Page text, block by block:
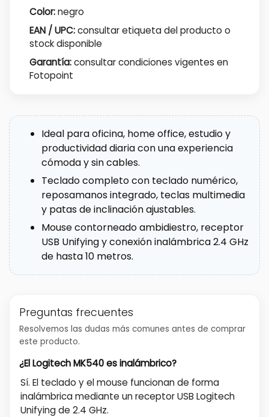
Color:negro
EAN / UPC:consultar etiqueta del producto o
stock disponible
Garantía:consultar condiciones vigentes en
Fotopoint
Ideal para oficina, home office, estudio y
productividad diaria con una experiencia
cómoda y sin cables.
Teclado completo con teclado numérico,
reposamanos integrado, teclas multimedia
y patas de inclinación ajustables.
Mouse contorneado ambidiestro, receptor
USB Unifying y conexión inalámbrica 2.4 GHz
de hasta 10 metros.
Preguntas frecuentes
Resolvemos las dudas más comunes antes de comprar
este producto.
¿El Logitech MK540 es inalámbrico?
Sí. El teclado y el mouse funcionan de forma
inalámbrica mediante un receptor USB Logitech
Unifying de 2.4 GHz.